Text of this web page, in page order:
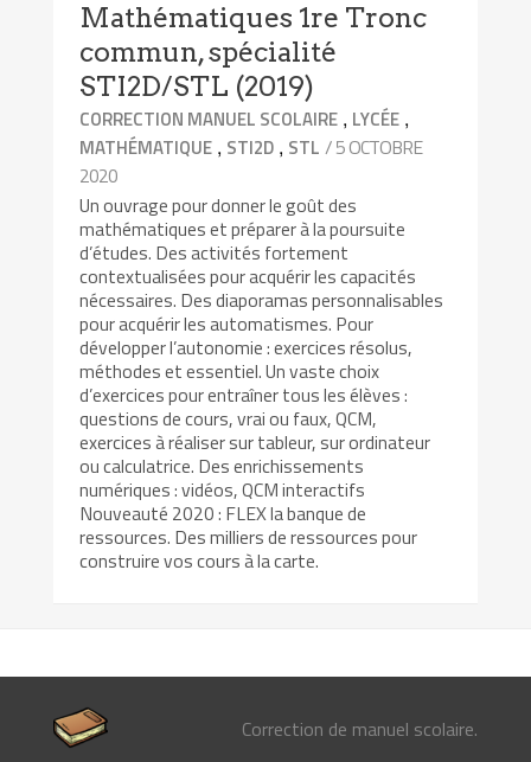
Mathématiques 1re Tronc
commun, spécialité
STI2D/STL (2019)
CORRECTION MANUEL SCOLAIRE , LYCÉE ,
MATHÉMATIQUE , STI2D , STL / 5 OCTOBRE
2020
Un ouvrage pour donner le goût des
mathématiques et préparer à la poursuite
d’études. Des activités fortement
contextualisées pour acquérir les capacités
nécessaires. Des diaporamas personnalisables
pour acquérir les automatismes. Pour
développer l’autonomie : exercices résolus,
méthodes et essentiel. Un vaste choix
d’exercices pour entraîner tous les élèves :
questions de cours, vrai ou faux, QCM,
exercices à réaliser sur tableur, sur ordinateur
ou calculatrice. Des enrichissements
numériques : vidéos, QCM interactifs
Nouveauté 2020 : FLEX la banque de
ressources. Des milliers de ressources pour
construire vos cours à la carte.
Correction de manuel scolaire.